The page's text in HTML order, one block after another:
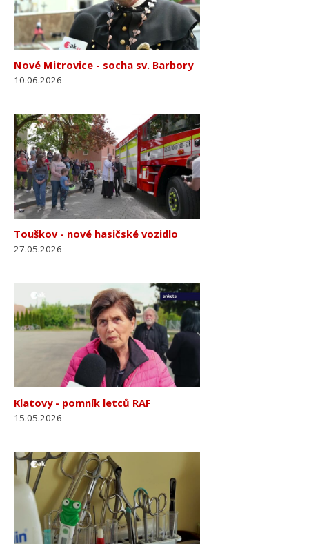
Nové Mitrovice - socha sv. Barbory
10.06.2026
Touškov - nové hasičské vozidlo
27.05.2026
Klatovy - pomník letců RAF
15.05.2026